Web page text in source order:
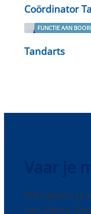
Coördinator
FUNCTIE AAN
Tandarts
Lees verder
We nemen je
van Mercy